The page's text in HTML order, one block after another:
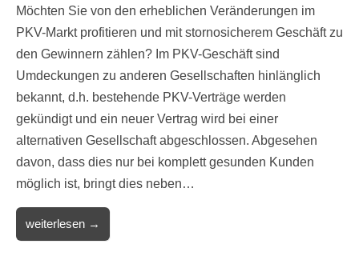
Möchten Sie von den erheblichen Veränderungen im
PKV-Markt profitieren und mit stornosicherem Geschäft zu
den Gewinnern zählen? Im PKV-Geschäft sind
Umdeckungen zu anderen Gesellschaften hinlänglich
bekannt, d.h. bestehende PKV-Verträge werden
gekündigt und ein neuer Vertrag wird bei einer
alternativen Gesellschaft abgeschlossen. Abgesehen
davon, dass dies nur bei komplett gesunden Kunden
möglich ist, bringt dies neben…
weiterlesen →